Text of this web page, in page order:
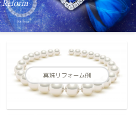
真珠リフォーム例